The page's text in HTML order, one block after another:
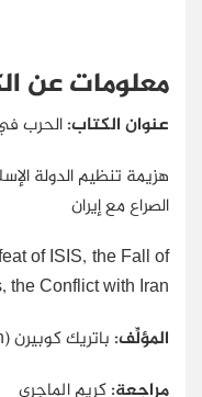
معلومات عن
عنوان الكتاب:الحرب
هزيمة تنظيم الدولة
الصراع مع إيران
of ISIS, the Fall of
the Conflict with Iran
المؤلِّف:باتريك كوبيرن (Patrick Cockburn)
مراجعة:كريم الماجري